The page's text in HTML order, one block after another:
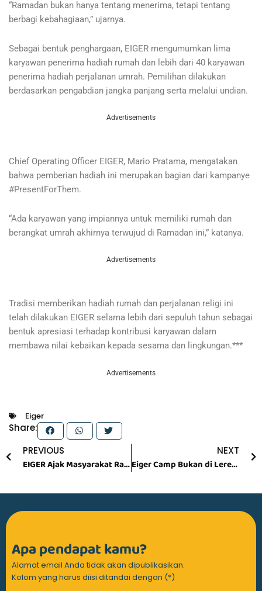
“Ramadan bukan hanya tentang menerima, tetapi tentang
berbagi kebahagiaan,” ujarnya.
Sebagai bentuk penghargaan, EIGER mengumumkan lima
karyawan penerima hadiah rumah dan lebih dari 40 karyawan
penerima hadiah perjalanan umrah. Pemilihan dilakukan
berdasarkan pengabdian jangka panjang serta melalui undian.
Advertisements
Chief Operating Officer EIGER, Mario Pratama, mengatakan
bahwa pemberian hadiah ini merupakan bagian dari kampanye
#PresentForThem.
“Ada karyawan yang impiannya untuk memiliki rumah dan
berangkat umrah akhirnya terwujud di Ramadan ini,” katanya.
Advertisements
Tradisi memberikan hadiah rumah dan perjalanan religi ini
telah dilakukan EIGER selama lebih dari sepuluh tahun sebagai
bentuk apresiasi terhadap kontribusi karyawan dalam
membawa nilai kebaikan kepada sesama dan lingkungan.***
Advertisements
Eiger
Share:
PrevPREVIOUS
EIGER Ajak Masyarakat Rayakan Ramadan dengan Semangat Berbagi Lewat #PresentForThem
NEXT
Eiger Camp Bukan di Lereng Tangkuban Parahu, Perizinan Sudah Lengkap
Apa pendapat kamu?
Alamat email Anda tidak akan dipublikasikan.
Kolom yang harus diisi ditandai dengan (*)